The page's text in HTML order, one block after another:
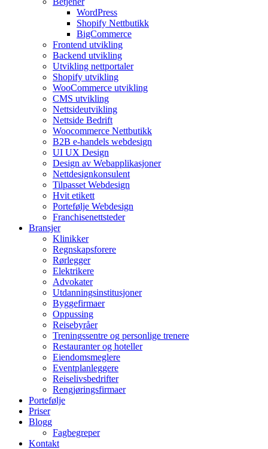
WordPress
Shopify Nettbutikk
BigCommerce
Frontend utvikling
Backend utvikling
Utvikling nettportaler
Shopify utvikling
WooCommerce utvikling
CMS utvikling
Nettsideutvikling
Nettside Bedrift
Woocommerce Nettbutikk
B2B e-handels webdesign
UI UX Design
Design av Webapplikasjoner
Nettdesignkonsulent
Tilpasset Webdesign
Hvit etikett
Portefølje Webdesign
Franchisenettsteder
Bransjer
Klinikker
Regnskapsforere
Rørlegger
Elektrikere
Advokater
Utdanningsinstitusjoner
Byggefirmaer
Oppussing
Reisebyråer
Treningssentre og personlige trenere
Restauranter og hoteller
Eiendomsmeglere
Eventplanleggere
Reiselivsbedrifter
Rengjøringsfirmaer
Portefølje
Priser
Blogg
Fagbegreper
Kontakt